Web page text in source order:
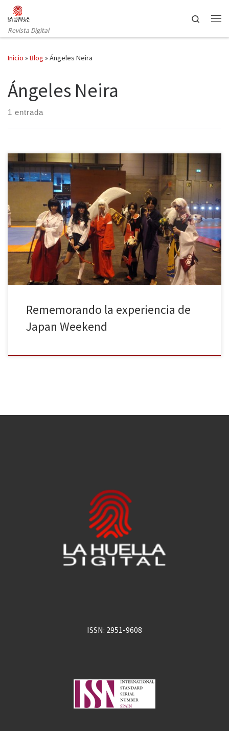
Saltar al contenido
Revista Digital
Search
Inicio »Blog »Ángeles Neira
Ángeles Neira
1 entrada
Uno de los eventos más importantes del mundo otaku, Japan
Weekend, abrió sus puertas una vez más durante los días 30 de
septiembre y 1 de octubre en el recinto ferial Ifema de Madrid. La
asistencia fue tan masiva que incluso se llegó a batir el récord de
visitantes el […]
Rememorando la experiencia de
Japan Weekend
ISSN: 2951-9608